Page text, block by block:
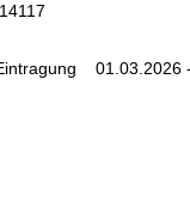
01.03.2026